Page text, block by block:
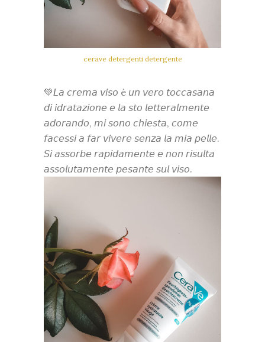
cerave detergenti detergente
💚𝘓𝘢 𝘤𝘳𝘦𝘮𝘢 𝘷𝘪𝘴𝘰 è 𝘶𝘯 𝘷𝘦𝘳𝘰 𝘵𝘰𝘤𝘤𝘢𝘴𝘢𝘯𝘢
𝘥𝘪 𝘪𝘥𝘳𝘢𝘵𝘢𝘻𝘪𝘰𝘯𝘦 𝘦 𝘭𝘢 𝘴𝘵𝘰 𝘭𝘦𝘵𝘵𝘦𝘳𝘢𝘭𝘮𝘦𝘯𝘵𝘦
𝘢𝘥𝘰𝘳𝘢𝘯𝘥𝘰, 𝘮𝘪 𝘴𝘰𝘯𝘰 𝘤𝘩𝘪𝘦𝘴𝘵𝘢, 𝘤𝘰𝘮𝘦
𝘧𝘢𝘤𝘦𝘴𝘴𝘪 𝘢 𝘧𝘢𝘳 𝘷𝘪𝘷𝘦𝘳𝘦 𝘴𝘦𝘯𝘻𝘢 𝘭𝘢 𝘮𝘪𝘢 𝘱𝘦𝘭𝘭𝘦.
𝘚𝘪 𝘢𝘴𝘴𝘰𝘳𝘣𝘦 𝘳𝘢𝘱𝘪𝘥𝘢𝘮𝘦𝘯𝘵𝘦 𝘦 𝘯𝘰𝘯 𝘳𝘪𝘴𝘶𝘭𝘵𝘢
𝘢𝘴𝘴𝘰𝘭𝘶𝘵𝘢𝘮𝘦𝘯𝘵𝘦 𝘱𝘦𝘴𝘢𝘯𝘵𝘦 𝘴𝘶𝘭 𝘷𝘪𝘴𝘰.